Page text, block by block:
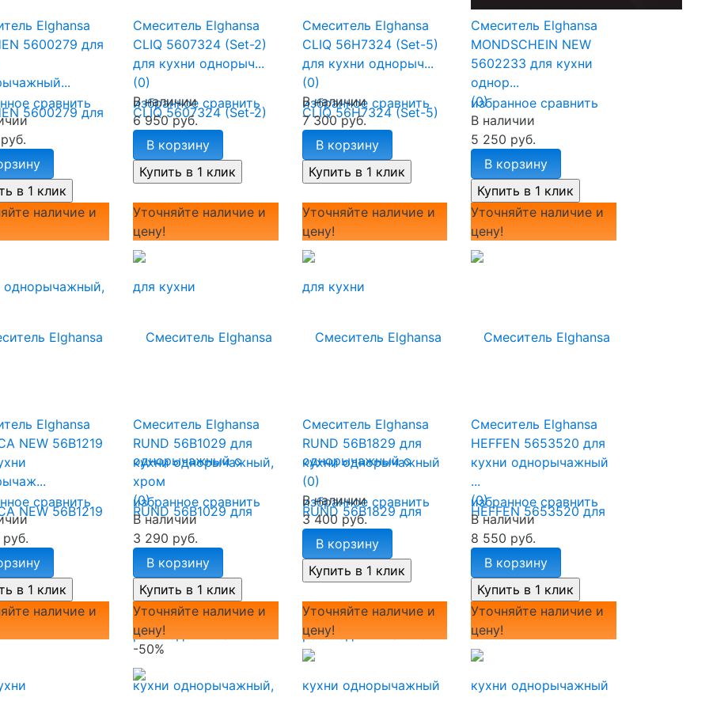
сравнить
Elghansa
5600279 для
избранное сравнить
Смеситель Elghansa
CLIQ 5607324 (Set-2)
для кухни однорыч...
(0)
В наличии
6 950 руб.
В корзину
избранное сравнить
Смеситель Elghansa
CLIQ 56H7324 (Set-5)
для кухни однорыч...
(0)
В наличии
7 300 руб.
В корзину
избранное сравнить
Смеситель Elghansa
MONDSCHEIN NEW
5602233 для кухни
однор...
(0)
В наличии
5 250 руб.
В корзину
наличие и
сравнить
Elghansa
NEW 56B1219
Уточняйте наличие и
цену!
избранное сравнить
Смеситель Elghansa
RUND 56B1029 для
кухни однорычажный,
хром
(0)
В наличии
3 290 руб.
В корзину
Уточняйте наличие и
цену!
избранное сравнить
Смеситель Elghansa
RUND 56B1829 для
кухни однорычажный
(0)
В наличии
3 400 руб.
В корзину
Уточняйте наличие и
цену!
избранное сравнить
Смеситель Elghansa
HEFFEN 5653520 для
кухни однорычажный
...
(0)
В наличии
8 550 руб.
В корзину
наличие и
Уточняйте наличие и
цену!
-50%
Уточняйте наличие и
цену!
Уточняйте наличие и
цену!